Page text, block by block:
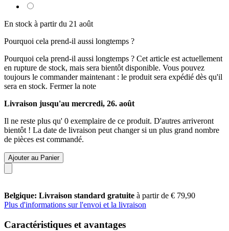
En stock à partir du 21 août
Pourquoi cela prend-il aussi longtemps ?
Pourquoi cela prend-il aussi longtemps ? Cet article est actuellement
en rupture de stock, mais sera bientôt disponible. Vous pouvez
toujours le commander maintenant : le produit sera expédié dès qu'il
sera en stock. Fermer la note
Livraison jusqu'au mercredi, 26. août
Il ne reste plus qu' 0 exemplaire de ce produit. D'autres arriveront
bientôt ! La date de livraison peut changer si un plus grand nombre
de pièces est commandé.
Ajouter au Panier
Belgique: Livraison standard gratuite à partir de € 79,90
Plus d'informations sur l'envoi et la livraison
Caractéristiques et avantages